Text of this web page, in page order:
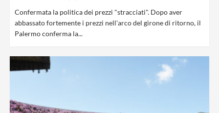
Confermata la politica dei prezzi "stracciati". Dopo aver
abbassato fortemente i prezzi nell'arco del girone di ritorno, il
Palermo conferma la...